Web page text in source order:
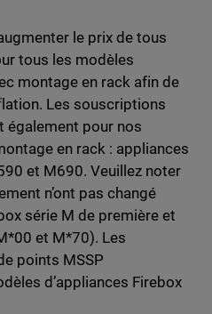
le prix de tous
tous les modèles
montage en rack afin de
Les souscriptions
également pour nos
en rack : appliances
et M690. Veuillez noter
n’ont pas changé
série M de première et
et M*70). Les
points MSSP
d’appliances Firebox